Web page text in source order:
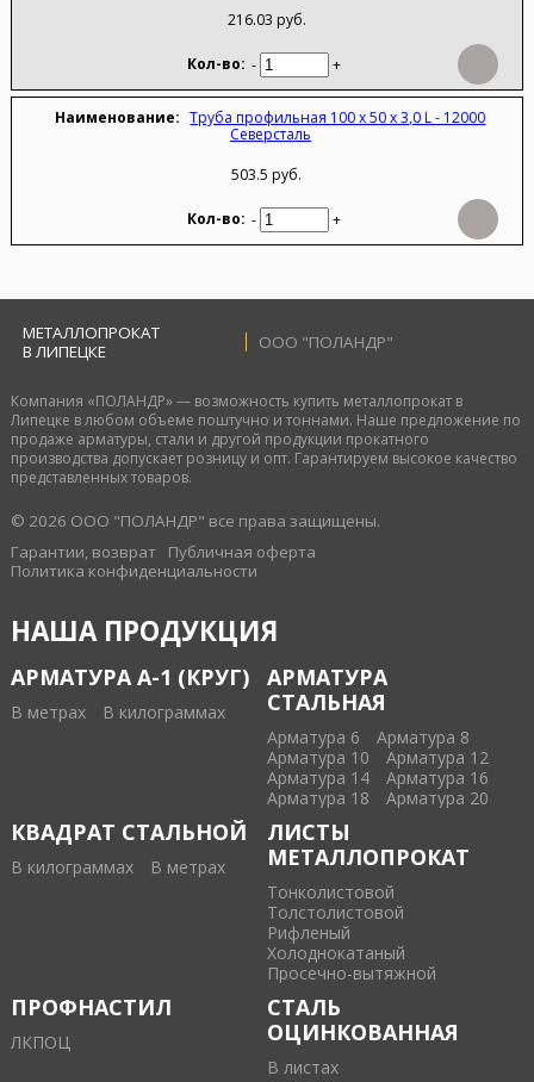
216.03 руб.
- +
Труба профильная 100 х 50 х 3,0 L - 12000
Северсталь
503.5 руб.
- +
МЕТАЛЛОПРОКАТ
В ЛИПЕЦКЕ
ООО "ПОЛАНДР"
Компания «ПОЛАНДР» — возможность купить металлопрокат в
Липецке в любом объеме поштучно и тоннами. Наше предложение по
продаже арматуры, стали и другой продукции прокатного
производства допускает розницу и опт. Гарантируем высокое качество
представленных товаров.
© 2026 ООО "ПОЛАНДР" все права защищены.
Гарантии, возврат
Публичная оферта
Политика конфиденциальности
НАША ПРОДУКЦИЯ
АРМАТУРА А-1 (КРУГ)
В метрах В килограммах
АРМАТУРА
СТАЛЬНАЯ
Арматура 6
Арматура 8
Арматура 10
Арматура 12
Арматура 14
Арматура 16
Арматура 18
Арматура 20
КВАДРАТ СТАЛЬНОЙ
В килограммах В метрах
ЛИСТЫ
МЕТАЛЛОПРОКАТ
Тонколистовой
Толстолистовой
Рифленый
Холоднокатаный
Проcечно-вытяжной
ПРОФНАСТИЛ
ЛКПОЦ
СТАЛЬ
ОЦИНКОВАННАЯ
В листах